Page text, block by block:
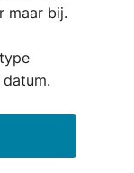
maar bij.